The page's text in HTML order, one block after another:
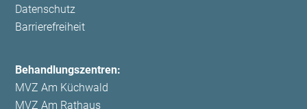
Datenschutz
Barrierefreiheit
Behandlungszentren:
MVZ Am Küchwald
MVZ Am Rathaus